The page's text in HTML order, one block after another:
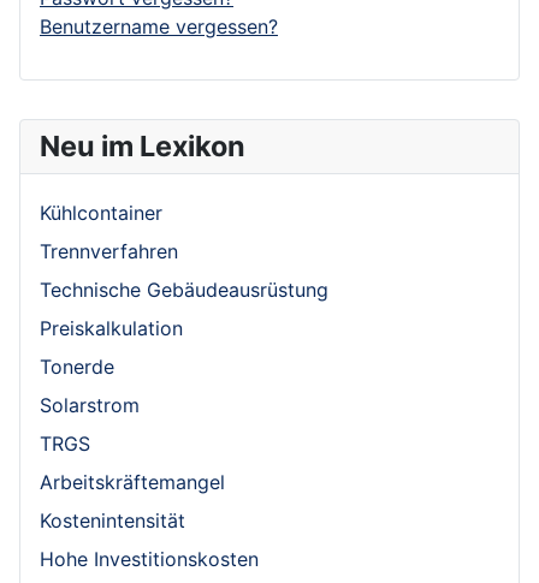
Neu im Lexikon
Kühlcontainer
Trennverfahren
Technische Gebäudeausrüstung
Preiskalkulation
Tonerde
Solarstrom
TRGS
Arbeitskräftemangel
Kostenintensität
Hohe Investitionskosten
Benutzername vergessen?